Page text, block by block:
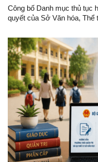
Công bố Danh mục thủ tục
quyết của Sở Văn hóa, Thể